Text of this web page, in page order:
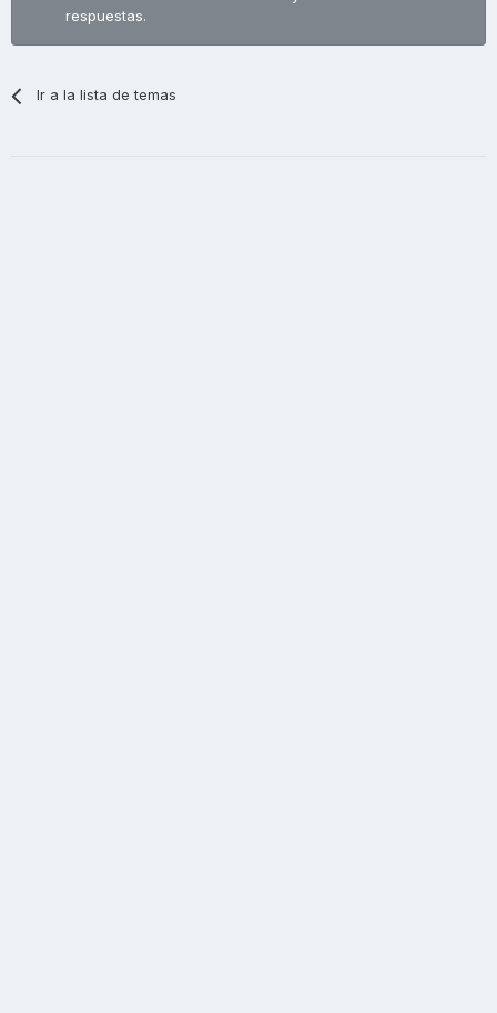
respuestas.
Ir a la lista de temas